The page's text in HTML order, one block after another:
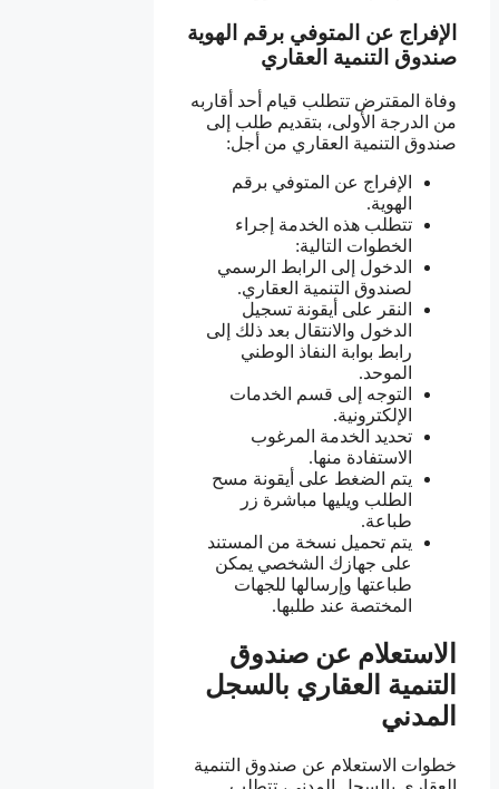
الإفراج عن المتوفي برقم الهوية
صندوق التنمية العقاري
وفاة المقترض تتطلب قيام أحد أقاربه
من الدرجة الأولى، بتقديم طلب إلى
صندوق التنمية العقاري من أجل:
الإفراج عن المتوفي برقم
الهوية.
تتطلب هذه الخدمة إجراء
الخطوات التالية:
الدخول إلى الرابط الرسمي
لصندوق التنمية العقاري.
النقر على أيقونة تسجيل
الدخول والانتقال بعد ذلك إلى
رابط بوابة النفاذ الوطني
الموحد.
التوجه إلى قسم الخدمات
الإلكترونية.
تحديد الخدمة المرغوب
الاستفادة منها.
يتم الضغط على أيقونة مسح
الطلب ويليها مباشرة زر
طباعة.
يتم تحميل نسخة من المستند
على جهازك الشخصي يمكن
طباعتها وإرسالها للجهات
المختصة عند طلبها.
الاستعلام عن صندوق
التنمية العقاري بالسجل
المدني
خطوات الاستعلام عن صندوق التنمية